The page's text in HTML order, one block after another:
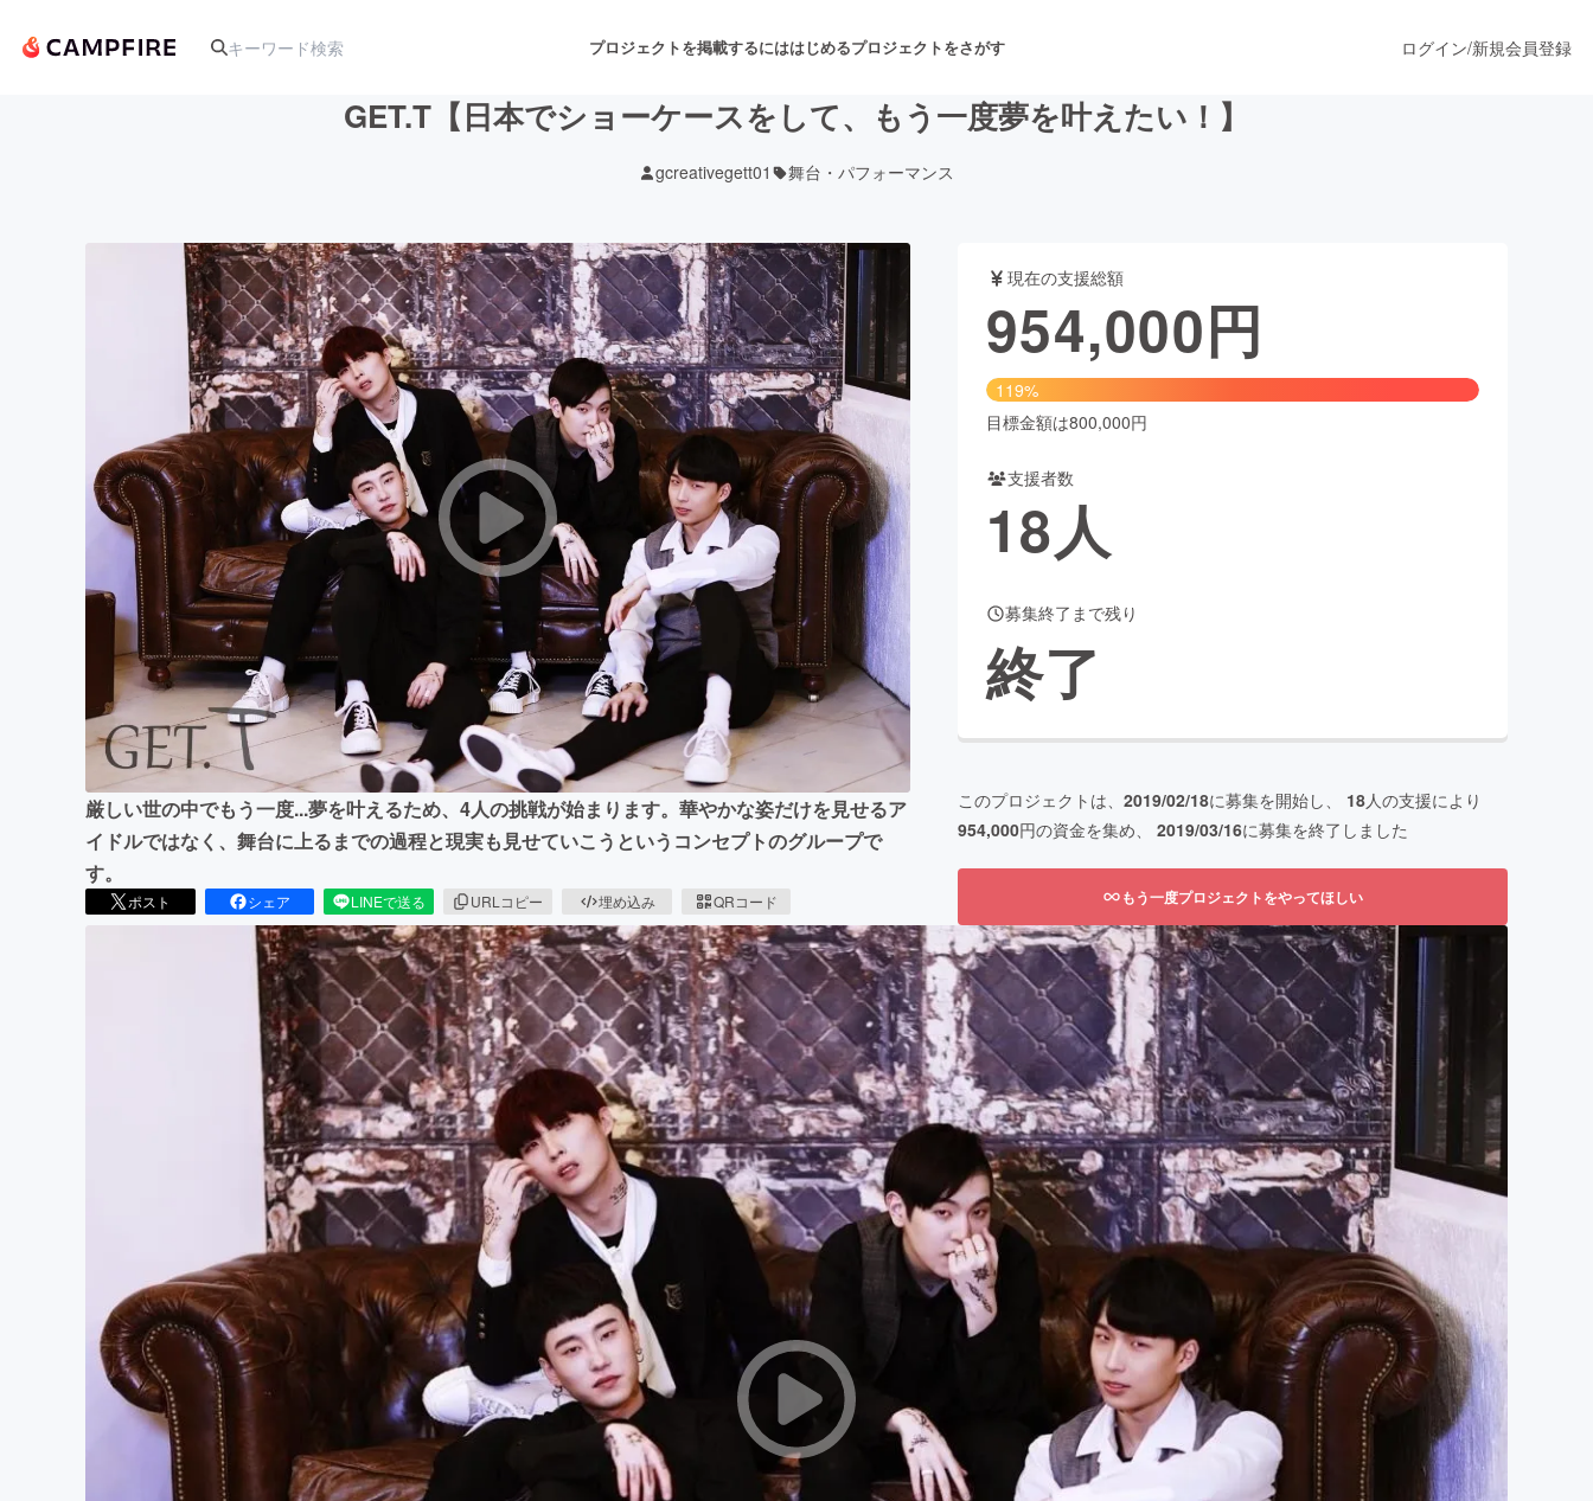
プロジェクトを掲載するにははじめるプロジェクトをさがす
アート・写真 音楽 舞台・パフォーマンス
テクノロジー・ガジェット ゲーム・サービス開発 フード・飲食店 ファッション
映像・映画 書籍・雑誌出版 アニメ・漫画
ビジネス・起業 チャレンジ ビューティー・ヘルスケア
まちづくり・地域活性化
CAMPFIRE for Social Good CAMPFIRE Creation
CAMPFIREふるさと納税machi-yaコミュニティ
ログイン/新規会員登録
GET.T【日本でショーケースをして、もう一度夢を叶えたい！】
gcreativegett01 舞台・パフォーマンス
厳しい世の中でもう一度...夢を叶えるため、4人の挑戦が始まります。華やかな姿だけを見せるア
イドルではなく、舞台に上るまでの過程と現実も見せていこうというコンセプトのグループで
す。
ポスト シェア LINEで送る URLコピー 埋め込み QRコード
現在の支援総額
954,000円
119%
目標金額は800,000円
支援者数
18人
募集終了まで残り
終了
このプロジェクトは、 2019/02/18に募集を開始し、 18人の支援により
954,000円の資金を集め、 2019/03/16に募集を終了しました
もう一度プロジェクトをやってほしい